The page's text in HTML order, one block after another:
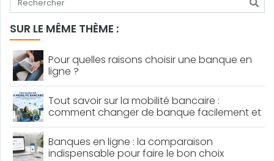
SUR LE MÊME THÈME :
Pour quelles raisons choisir une banque en
ligne ?
Tout savoir sur la mobilité bancaire :
comment changer de banque facilement et
sans perdre de temps ?
Banques en ligne : la comparaison
indispensable pour faire le bon choix